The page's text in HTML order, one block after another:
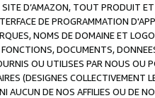
SITE D’AMAZON, TOUT PRODUIT
DE PROGRAMMATION
NOMS DE DOMAINE ET
DOCUMENTS,
OU UTILISES PAR NOUS OU
(DESIGNES COLLECTIVEMENT
AUCUN DE NOS AFFILIES OU DE